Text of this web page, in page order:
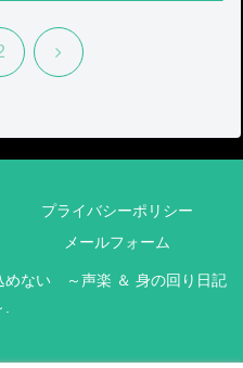
次
プライバシーポリシー
メールフォーム
めない ～声楽 ＆ 身の回り日記